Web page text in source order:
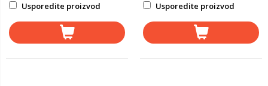
Usporedite proizvod Usporedite proizvod